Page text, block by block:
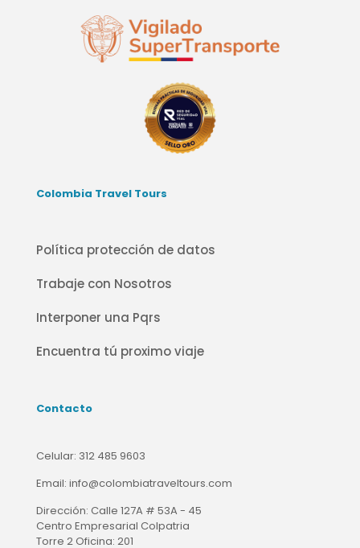
Colombia Travel Tours
Política protección de datos
Trabaje con Nosotros
Interponer una Pqrs
Encuentra tú proximo viaje
Contacto
Celular: 312 485 9603
Email: info@colombiatraveltours.com
Dirección: Calle 127A # 53A - 45
Centro Empresarial Colpatria
Torre 2 Oficina: 201